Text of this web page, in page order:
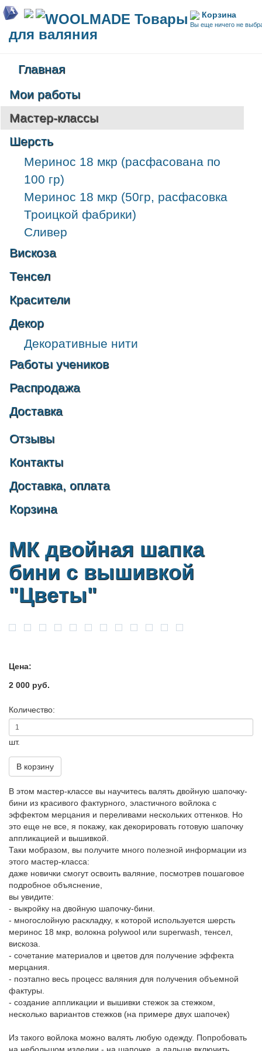
Корзина
Вы еще ничего не
WOOLMADE Товары
для валяния
Главная
Мои работы
Мастер-классы
Шерсть
Меринос 18 мкр (расфасована по
100 гр)
Меринос 18 мкр (50гр, расфасовка
Троицкой фабрики)
Сливер
Вискоза
Тенсел
Красители
Декор
Декоративные нити
Работы учеников
Распродажа
Доставка
Отзывы
Контакты
Доставка, оплата
Корзина
МК двойная шапка
бини с вышивкой
"Цветы"
Цена:
2 000 руб.
Количество:
шт.
В корзину
В этом мастер-классе вы научитесь валять двойную шапочку-
бини из красивого фактурного, эластичного войлока с
эффектом мерцания и переливами нескольких оттенков. Но
это еще не все, я покажу, как декорировать готовую шапочку
аппликацией и вышивкой.
Таки мобразом, вы получите много полезной информации из
этого мастер-класса:
даже новички смогут освоить валяние, посмотрев пошаговое
подробное объяснение,
вы увидите:
- выкройку на двойную шапочку-бини.
- многослойную раскладку, к которой используется шерсть
меринос 18 мкр, волокна polywool или superwash, тенсел,
вискоза.
- сочетание материалов и цветов для получение эффекта
мерцания.
- поэтапно весь процесс валяния для получения объемной
фактуры.
- создание аппликации и вышивки стежок за стежком,
несколько вариантов стежков (на примере двух шапочек)
Из такого войлока можно валять любую одежду. Попробовать
на небольшом изделии - на шапочке, а дальше включить